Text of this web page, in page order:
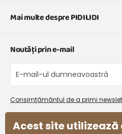
Transport și plată
Retururi și reclamații
Schimb sau returnare gratuită
Procedura de reclamații
Mai multe despre PIDILIDI
Despre noi
Blog
Program de afiliere
Colectarea bunurilor
Noutăți prin e-mail
Consimțământul de a primi
Acest site